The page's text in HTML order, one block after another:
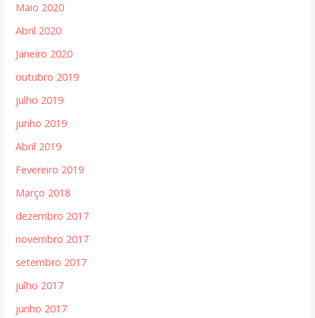
Maio 2020
Abril 2020
Janeiro 2020
outubro 2019
julho 2019
junho 2019
Abril 2019
Fevereiro 2019
Março 2018
dezembro 2017
novembro 2017
setembro 2017
julho 2017
junho 2017